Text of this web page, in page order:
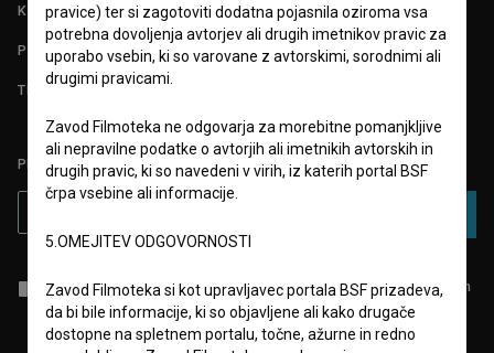
KONTAKT
POGOSTA VPRAŠANJA
TEST FUNKCIONALNOSTI
PRIJAVITE SE NA BSF NOVIČNIK:
Sprejemamsplošne pogojein dajemsoglasjeza zbiranje, hrambo in
obdelavo osebnih podatkov.
pravice) ter si zagotoviti dodatna pojasnila oziroma vsa
potrebna dovoljenja avtorjev ali drugih imetnikov pravic za
uporabo vsebin, ki so varovane z avtorskimi, sorodnimi ali
drugimi pravicami.
Zavod Filmoteka ne odgovarja za morebitne pomanjkljive
ali nepravilne podatke o avtorjih ali imetnikih avtorskih in
drugih pravic, ki so navedeni v virih, iz katerih portal BSF
črpa vsebine ali informacije.
5.OMEJITEV ODGOVORNOSTI
Zavod Filmoteka si kot upravljavec portala BSF prizadeva,
da bi bile informacije, ki so objavljene ali kako drugače
dostopne na spletnem portalu, točne, ažurne in redno